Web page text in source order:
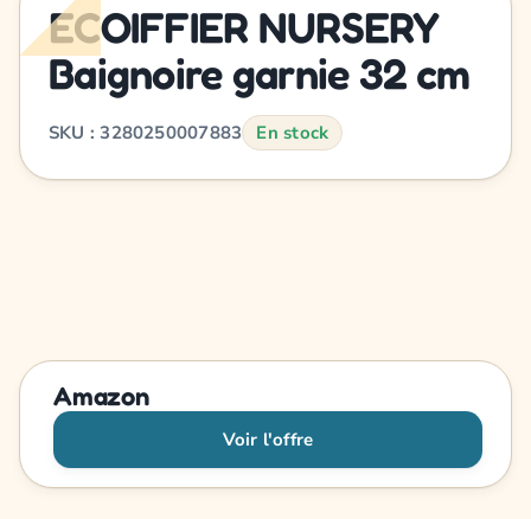
ECOIFFIER NURSERY
Baignoire garnie 32 cm
SKU : 3280250007883 En stock
Amazon
Voir l'offre